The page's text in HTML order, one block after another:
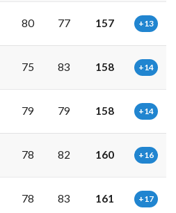
80 77 157 +13
75 83 158 +14
79 79 158 +14
78 82 160 +16
78 83 161 +17